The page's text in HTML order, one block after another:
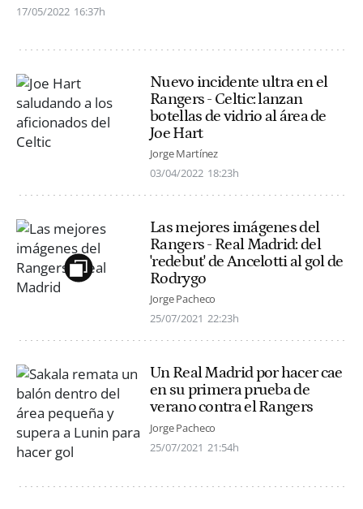
17/05/2022 16:37h
Nuevo incidente ultra en el
Rangers - Celtic: lanzan
botellas de vidrio al área de
Joe Hart
Jorge Martínez
03/04/2022 18:23h
Las mejores imágenes del
Rangers - Real Madrid: del
'redebut' de Ancelotti al gol de
Rodrygo
Jorge Pacheco
25/07/2021 22:23h
Un Real Madrid por hacer cae
en su primera prueba de
verano contra el Rangers
Jorge Pacheco
25/07/2021 21:54h